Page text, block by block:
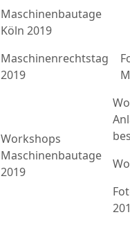
Maschinenbautage
Köln 2019
Maschinenrechtstag
2019
Workshops
Maschinenbautage
2019